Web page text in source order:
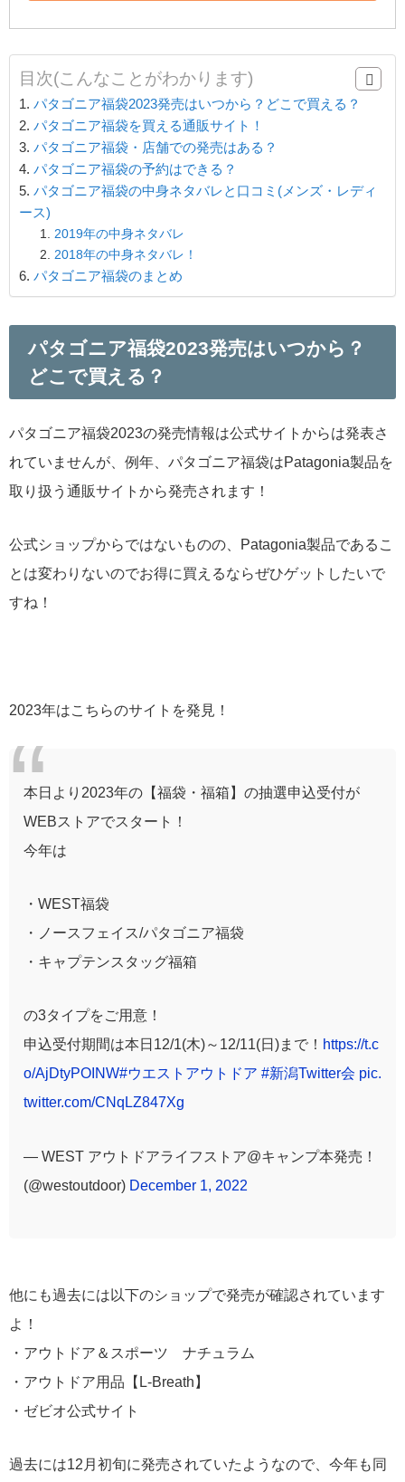
目次(こんなことがわかります)
パタゴニア福袋2023発売はいつから？どこで買える？
パタゴニア福袋を買える通販サイト！
パタゴニア福袋・店舗での発売はある？
パタゴニア福袋の予約はできる？
パタゴニア福袋の中身ネタバレと口コミ(メンズ・レディ
ース)
2019年の中身ネタバレ
2018年の中身ネタバレ！
パタゴニア福袋のまとめ
パタゴニア福袋2023発売はいつから？
どこで買える？
パタゴニア福袋2023の発売情報は公式サイトからは発表さ
れていませんが、例年、パタゴニア福袋はPatagonia製品を
取り扱う通販サイトから発売されます！
公式ショップからではないものの、Patagonia製品であるこ
とは変わりないのでお得に買えるならぜひゲットしたいで
すね！
2023年はこちらのサイトを発見！
本日より2023年の【福袋・福箱】の抽選申込受付が
WEBストアでスタート！
今年は
・WEST福袋
・ノースフェイス/パタゴニア福袋
・キャプテンスタッグ福箱
の3タイプをご用意！
申込受付期間は本日12/1(木)～12/11(日)まで！ https://t.c
o/AjDtyPOINW#ウエストアウトドア #新潟Twitter会 pic.
twitter.com/CNqLZ847Xg
— WEST アウトドアライフストア@キャンプ本発売！
(@westoutdoor) December 1, 2022
他にも過去には以下のショップで発売が確認されています
よ！
・アウトドア＆スポーツ ナチュラム
・アウトドア用品【L-Breath】
・ゼビオ公式サイト
過去には12月初旬に発売されていたようなので、今年も同